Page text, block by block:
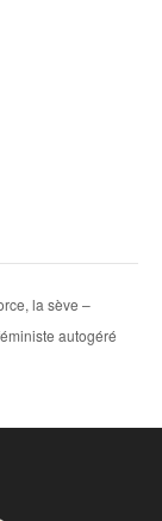
la sève –
autogéré